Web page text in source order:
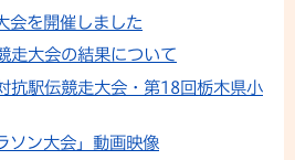
会を開催しました
走大会の結果について
抗駅伝競走大会・第18回栃木県小
ソン大会」動画映像